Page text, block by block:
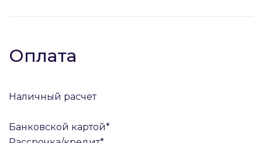
Оплата
Наличный расчет
Банковской картой*